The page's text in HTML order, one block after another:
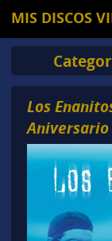
MIS DISCOS
Los
Aniversario